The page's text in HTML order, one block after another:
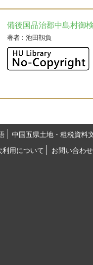
備後国品治郡中島村御
著者 : 池田靱負
中国五県土地・租税資料
用について
お問い合わせ